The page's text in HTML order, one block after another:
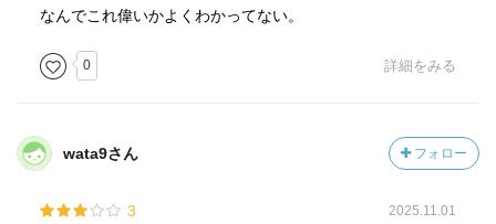
なんでこれ偉いかよくわかってない。
0 詳細をみる
wata9さん フォロー
3 2025.11.01